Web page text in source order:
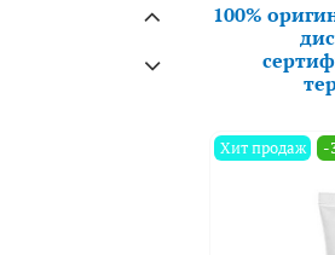
100%
Хит продаж -